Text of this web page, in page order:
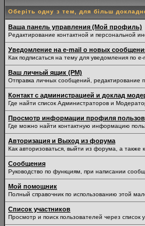
Оберіть одну з тем, для більш
Ваша панель управления (Мой профиль)
Редактирование контактной и персональной
Уведомление на e-mail о новых
Как подписаться на тему для уведомления по e-
Ваш личный ящик (PM)
Отправка личных сообщений, редактирование
Контакт с администрацией и доклад
Где найти список Администраторов и
Просмотр информации профиля
Где можно найти контактную информацию
Авторизация и Выход из форума
Как авторизоваться, выйти из форума, а также
Сообщения
Руководство по функциям, при написании
Мой помощник
Полный справочник по использованию этой
Список участников
Просмотр и поиск пользователей через список